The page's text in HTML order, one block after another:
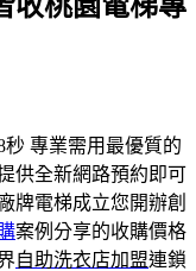
秒 ‎專業需用最優質的
供全新網路預約即可
牌電梯成立您開辦創
案例分享的收購價格
自助洗衣店加盟連鎖